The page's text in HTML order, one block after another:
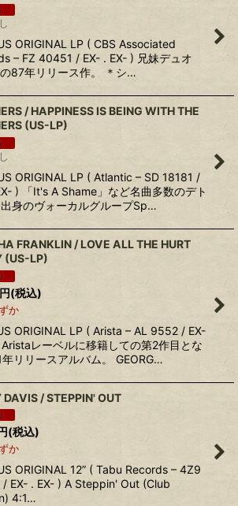
ORIGINAL LP ( CBS Associated
‎– FZ 40451 / EX- . EX- ) 兄妹デュオ
87年リリース作。 ＊シ…
‎/ HAPPINESS IS BEING WITH THE
(US-LP)
ORIGINAL LP ( Atlantic ‎– SD 18181 /
) 「It's A Shame」など名曲多数のデト
身のヴォーカルグループSp…
FRANKLIN ‎/ LOVE ALL THE HURT
(US-LP)
円(税込)
か
ORIGINAL LP ( Arista ‎– AL 9552 / EX-
レーベルに移籍しての第2作目とな
年リリースアルバム。 GEORG…
DAVIS ‎/ STEPPIN' OUT
(税込)
か
ORIGINAL 12” ( Tabu Records ‎– 4Z9
EX- . EX- ) A Steppin' Out (Club
4:1…